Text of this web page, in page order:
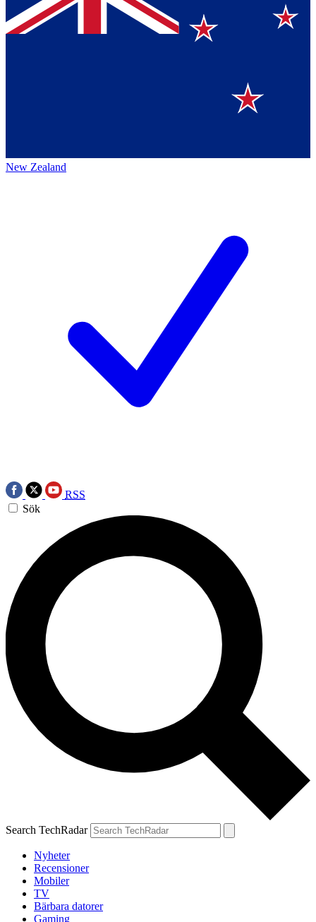
New Zealand
RSS
Sök
Search TechRadar
Nyheter
Recensioner
Mobiler
TV
Bärbara datorer
Gaming